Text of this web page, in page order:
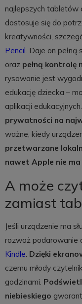
najlepszych tabletów
dostosuje się do
kreatywności,
Pencil. Daje on
oraz pełną kontrolę
rysowanie jest
edukację dziecka –
aplikacji
prywatności na
ważne, kiedy
przetwarzane
nawet Apple nie
A może
zamiast
Jeśli urządzenie ma
rozważ podarowanie
Kindle Dzięki
czemu młody
godzinami.
niebieskiego